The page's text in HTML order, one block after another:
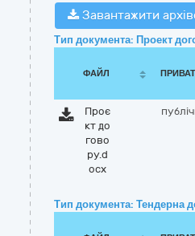
Завантажити
Тип документа: Проект
ФАЙЛ
Проє
кт до
гово
ру.d
ocx
Тип документа: Тендерна